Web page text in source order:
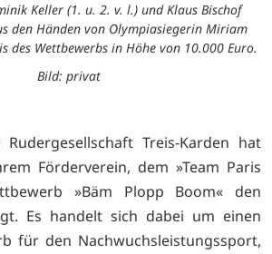
Keller (1. u. 2. v. l.) und Klaus Bischof
den Händen von Olympiasiegerin Miriam
des Wettbewerbs in Höhe von 10.000 Euro.
Bild: privat
Rudergesellschaft Treis-Karden hat
Förderverein, dem »Team Paris
»Bäm Plopp Boom« den
Es handelt sich dabei um einen
für den Nachwuchsleistungssport,